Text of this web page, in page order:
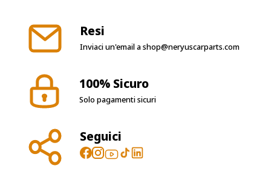
Resi
Inviaci un'email ashop@neryuscarparts.com
100% Sicuro
Solo pagamenti sicuri
Seguici